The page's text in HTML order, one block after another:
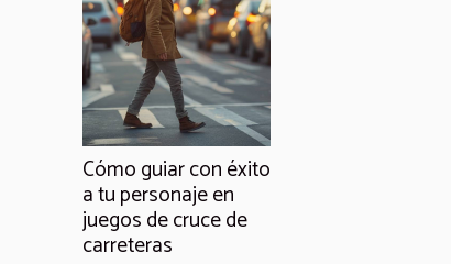
Cómo guiar con éxito
a tu personaje en
juegos de cruce de
carreteras